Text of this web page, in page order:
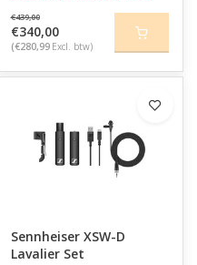
€439,00
€340,00
(€280,99 Excl. btw)
Sennheiser XSW-D
Lavalier Set